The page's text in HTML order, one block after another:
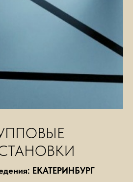
ЕКАТЕРИНБУРГ